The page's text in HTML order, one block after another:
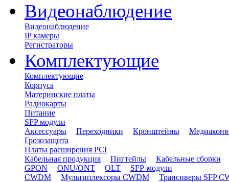
Видеонаблюдение
Видеонаблюдение
IP камеры
Регистраторы
Комплектующие
Комплектующие
Корпуса
Материнские платы
Радиокарты
Питание
SFP модули
Аксессуары
Переходники Кронштейны
Грозозащита
Платы расширения PCI
Кабельная продукция
Пигтейлы
Кабельные сборки
GPON
ONU/ONT OLT
SFP-модули
CWDM
Мультиплексоры CWDM Трансиверы SFP